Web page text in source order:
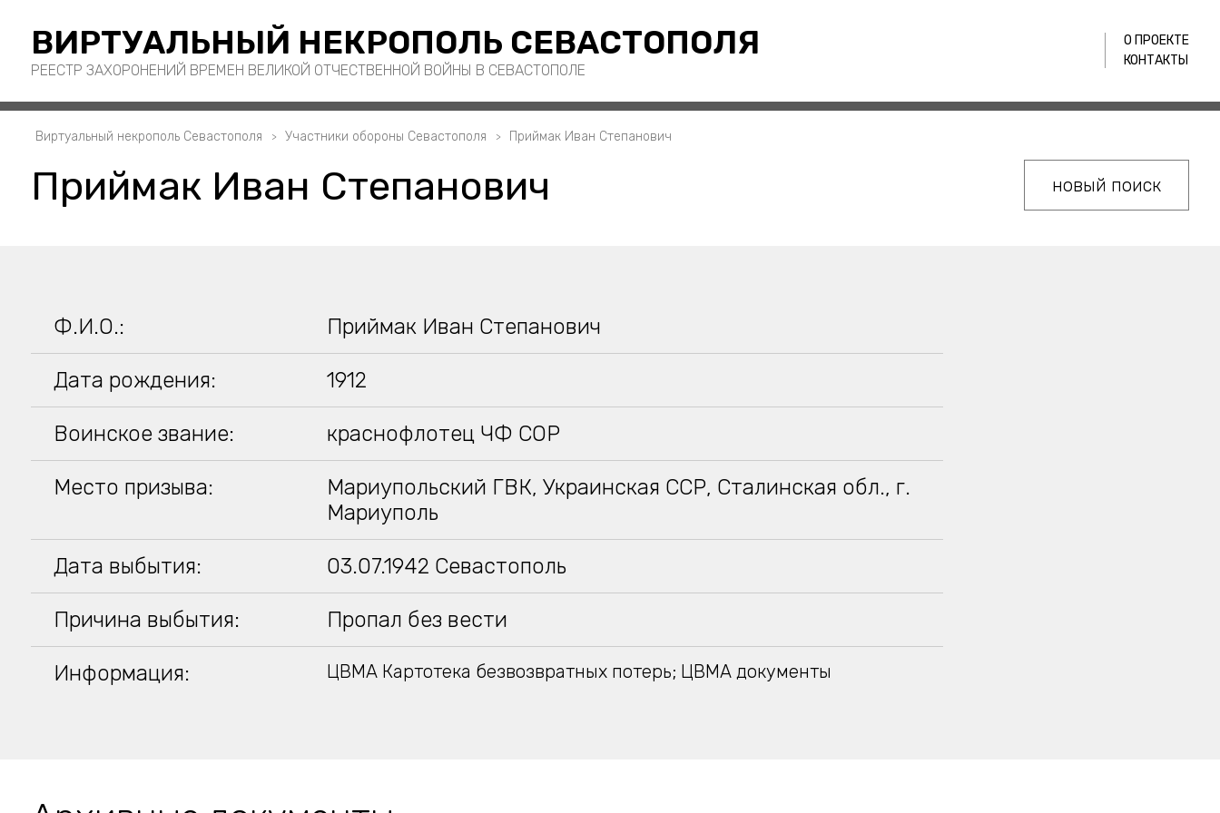
ВИРТУАЛЬНЫЙ НЕКРОПОЛЬ СЕВАСТОПОЛЯ
РЕЕСТР ЗАХОРОНЕНИЙ ВРЕМЕН ВЕЛИКОЙ ОТЧЕСТВЕННОЙ ВОЙНЫ В СЕВАСТОПОЛЕ
О ПРОЕКТЕ
КОНТАКТЫ
Виртуальный некрополь Севастополя Участники обороны Севастополя Приймак Иван Степанович
Приймак Иван Степанович новый поиск
Ф.И.О.: Приймак Иван Степанович
Дата рождения: 1912
Воинское звание: краснофлотец ЧФ СОР
Место призыва:
Мариупольский ГВК, Украинская ССР, Сталинская обл., г.
Мариуполь
Дата выбытия: 03.07.1942 Севастополь
Причина выбытия: Пропал без вести
Информация: ЦВМА Картотека безвозвратных потерь; ЦВМА документы